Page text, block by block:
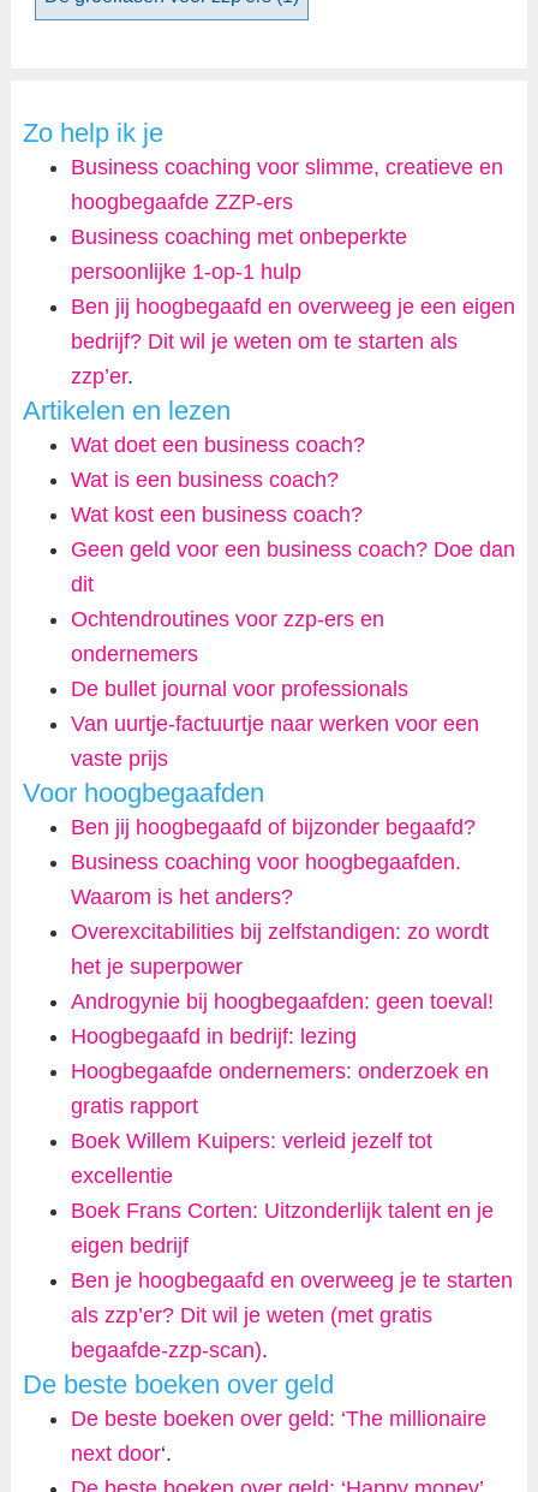
Zo help ik je
Business coaching voor slimme, creatieve en
hoogbegaafde ZZP-ers
Business coaching met onbeperkte
persoonlijke 1-op-1 hulp
Ben jij hoogbegaafd en overweeg je een eigen
bedrijf? Dit wil je weten om te starten als
zzp’er.
Artikelen en lezen
Wat doet een business coach?
Wat is een business coach?
Wat kost een business coach?
Geen geld voor een business coach? Doe dan
dit
Ochtendroutines voor zzp-ers en
ondernemers
De bullet journal voor professionals
Van uurtje-factuurtje naar werken voor een
vaste prijs
Voor hoogbegaafden
Ben jij hoogbegaafd of bijzonder begaafd?
Business coaching voor hoogbegaafden.
Waarom is het anders?
Overexcitabilities bij zelfstandigen: zo wordt
het je superpower
Androgynie bij hoogbegaafden: geen toeval!
Hoogbegaafd in bedrijf: lezing
Hoogbegaafde ondernemers: onderzoek en
gratis rapport
Boek Willem Kuipers: verleid jezelf tot
excellentie
Boek Frans Corten: Uitzonderlijk talent en je
eigen bedrijf
Ben je hoogbegaafd en overweeg je te starten
als zzp’er? Dit wil je weten (met gratis
begaafde-zzp-scan).
De beste boeken over geld
De beste boeken over geld: ‘The millionaire
next door‘.